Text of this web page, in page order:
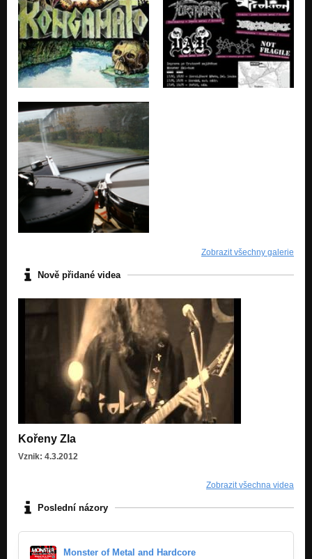
Zobrazit všechny galerie
Nově přidané videa
Kořeny Zla
Vznik: 4.3.2012
Zobrazit všechna videa
Poslední názory
Monster of Metal and Hardcore